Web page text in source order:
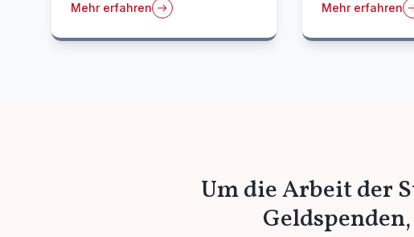
Mehr erfahren Mehr erfahren
Um die Arbeit der